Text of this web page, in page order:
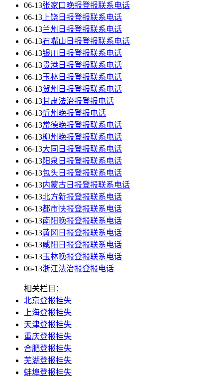
06-13张家口晚报登报联系电话
06-13 上饶日报登报联系电话
06-13兰州日报登报联系电话
06-13石嘴山日报登报联系电话
06-13银川日报登报联系电话
06-13贵港日报登报联系电话
06-13玉林日报登报联系电话
06-13贺州日报登报联系电话
06-13甘肃法治报登报电话
06-13忻州晚报登报电话
06-13常德晚报登报联系电话
06-13柳州晚报登报联系电话
06-13大同日报登报联系电话
06-13阳泉日报登报联系电话
06-13包头日报登报联系电话
06-13内蒙古日报登报联系电话
06-13北方新报登报联系电话
06-13都市快报登报联系电话
06-13南阳晚报登报联系电话
06-13黄冈日报登报联系电话
06-13咸阳日报登报联系电话
06-13玉林晚报登报联系电话
06-13浙江法治报登报电话
相关栏目：
北京登报挂失
上海登报挂失
天津登报挂失
重庆登报挂失
合肥登报挂失
芜湖登报挂失
蚌埠登报挂失